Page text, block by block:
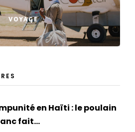
VOYAGE
en Haïti : le poulain
fait...